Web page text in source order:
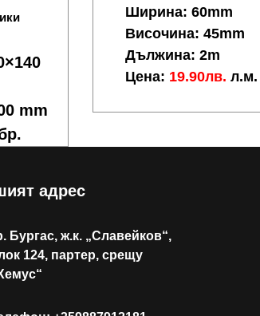
mm
Ширина: 60mm
Височина: 45mm
Дължина: 2m
Цена: 19.90лв. л.м.
адрес
Бургас, ж.к. „Славейков“,
124, партер, срещу